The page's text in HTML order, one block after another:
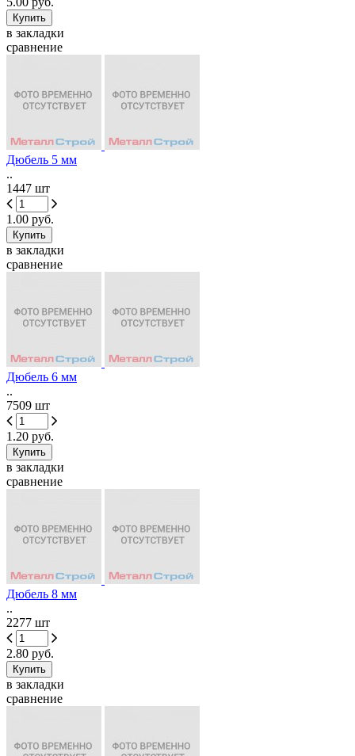
в закладки
сравнение
Дюбель 5 мм
..
1447 шт
1.00 руб.
в закладки
сравнение
Дюбель 6 мм
..
7509 шт
1.20 руб.
в закладки
сравнение
Дюбель 8 мм
..
2277 шт
2.80 руб.
в закладки
сравнение